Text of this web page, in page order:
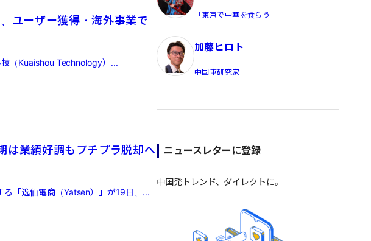
ユーザー獲得・海外事業で
（Kuaishou Technology）...
は業績好調もプチプラ脱却へ
る「逸仙電商（Yatsen）」が19日、...
「東京で中華を食らう」
加藤ヒロト
中国車研究家
ニュースレターに登録
中国発トレンド、ダイレクトに。